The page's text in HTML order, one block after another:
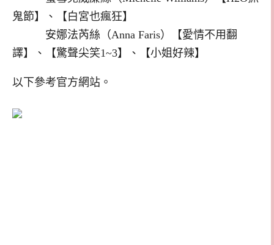
鬼節】、【白宮也瘋狂】
安娜法芮絲（Anna Faris）【愛情不用翻
譯】、【驚聲尖笑1~3】、【小姐好辣】
以下參考官方網站。